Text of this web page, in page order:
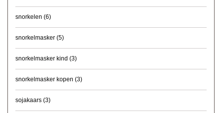
snorkelen (6)
snorkelmasker (5)
snorkelmasker kind (3)
snorkelmasker kopen (3)
sojakaars (3)